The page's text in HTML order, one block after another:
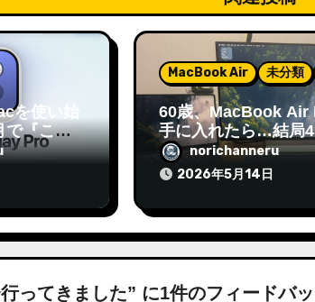
を使い始
で『これ
思ったこ
MacBook Air 未分類
60歳、MacBook Air
手に入れたら…結局
ターDell S2725QC
しまった話2
norichanneru
2026年5月14日
ってきました” に1件のフィードバ